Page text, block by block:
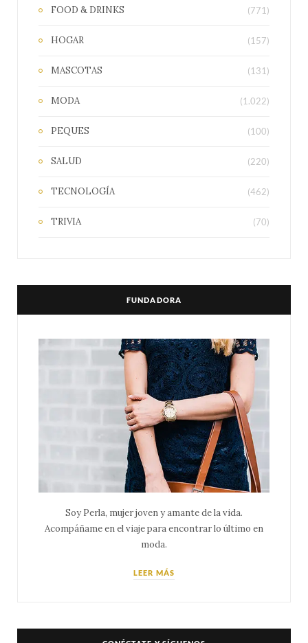
FOOD & DRINKS (771)
HOGAR (157)
MASCOTAS (131)
MODA (1.022)
PEQUES (100)
SALUD (220)
TECNOLOGÍA (462)
TRIVIA (70)
FUNDADORA
Soy Perla, mujer joven y amante de la vida.
Acompáñame en el viaje para encontrar lo último en
moda.
LEER MÁS